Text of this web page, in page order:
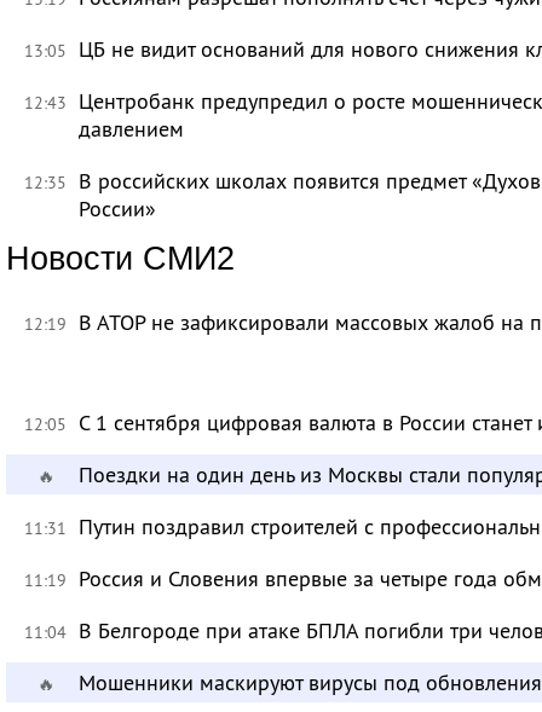
13:05 ЦБ не видит оснований для нового снижения
12:43
Центробанк предупредил о росте
давлением
12:35
В российских школах появится предмет
России»
Новости СМИ2
12:19 В АТОР не зафиксировали массовых жалоб на
12:05 С 1 сентября цифровая валюта в России
🔥 Поездки на один день из Москвы стали
11:31 Путин поздравил строителей с
11:19 Россия и Словения впервые за четыре года
11:04 В Белгороде при атаке БПЛА погибли три
🔥 Мошенники маскируют вирусы под